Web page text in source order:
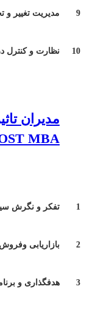
9 مدیریت تغییر و
10 نظارت و کنترل
مدیران
MBA
1 تفکر و نگرش
2 بازاریابی
3 هدفگذاری و